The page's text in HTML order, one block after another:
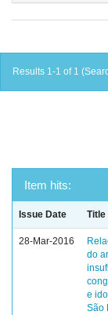
Results 1-1 of 1
Item hits:
Issue Date Title
28-Mar-2016
do
e
São